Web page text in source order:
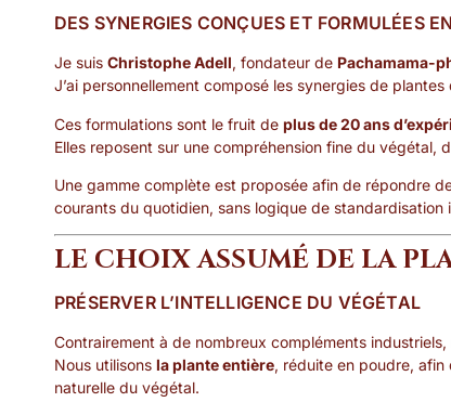
DES SYNERGIES CONÇUES ET FORMULÉES
Je suis Christophe Adell, fondateur de Pachamama-
J’ai personnellement composé les synergies de
Ces formulations sont le fruit de plus de 20 ans
Elles reposent sur une compréhension fine du végétal,
Une gamme complète est proposée afin de répondre
courants du quotidien, sans logique de standardisation
LE CHOIX ASSUMÉ DE LA
PRÉSERVER L’INTELLIGENCE DU VÉGÉTAL
Contrairement à de nombreux compléments industriels,
Nous utilisons la plante entière, réduite en poudre, afin
naturelle du végétal.